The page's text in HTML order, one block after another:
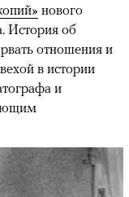
нового
История об
отношения и
в истории
и